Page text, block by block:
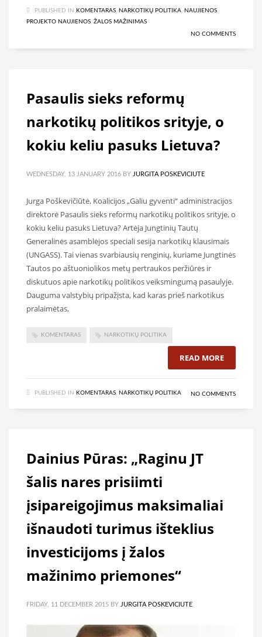
PUBLISHED IN KOMENTARAS, NARKOTIKŲ POLITIKA, NAUJIENOS,
PROJEKTO NAUJIENOS, ŽALOS MAŽINIMAS
NO COMMENTS
Pasaulis sieks reformų
narkotikų politikos srityje, o
kokiu keliu pasuks Lietuva?
WEDNESDAY, 13 JANUARY 2016 BY JURGITA POSKEVICIUTE
Jurga Poškevičiūtė, Koalicijos „Galiu gyventi“ administracijos
direktorė Pasaulis sieks reformų narkotikų politikos srityje, o
kokiu keliu pasuks Lietuva? Artėja Jungtinių Tautų
Generalinės asamblėjos speciali sesija narkotikų klausimais
(UNGASS). Tai vienas svarbiausių renginių, kuriame Jungtinės
Tautos po aštuoniolikos metų pertraukos peržiūrės ir
diskutuos apie narkotikų politikos veiksmingumą pasaulyje.
Dauguma valstybių pripažįsta, kad karas prieš narkotikus
pralaimėtas,
KOMENTARAS NARKOTIKŲ POLITIKA
READ MORE
PUBLISHED IN KOMENTARAS NARKOTIKŲ POLITIKA NO COMMENTS
Dainius Pūras: „Raginu JT
šalis nares prisiimti
įsipareigojimus maksimaliai
išnaudoti turimus išteklius
investicijoms į žalos
mažinimo priemones“
FRIDAY, 11 DECEMBER 2015 BY JURGITA POSKEVICIUTE